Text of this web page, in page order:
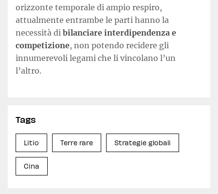
orizzonte temporale di ampio respiro,
attualmente entrambe le parti hanno la
necessità di bilanciare interdipendenza e
competizione, non potendo recidere gli
innumerevoli legami che li vincolano l’un
l’altro.
Tags
Litio Terre rare Strategie globali
Cina